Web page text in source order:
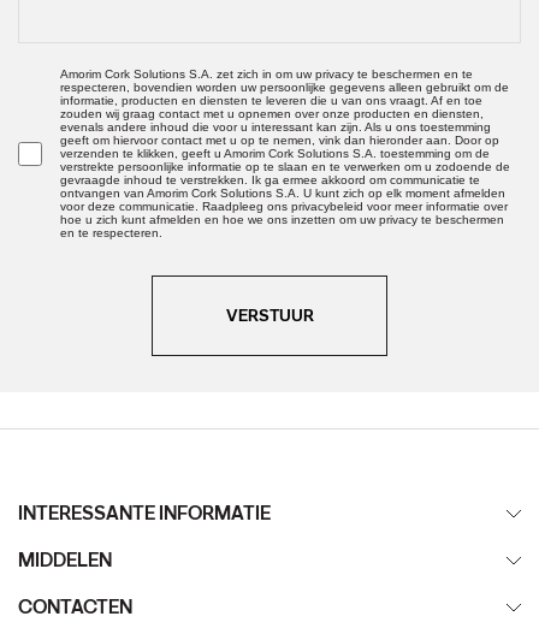
Amorim Cork Solutions S.A. zet zich in om uw privacy te beschermen en te
respecteren, bovendien worden uw persoonlijke gegevens alleen gebruikt om de
informatie, producten en diensten te leveren die u van ons vraagt. Af en toe
zouden wij graag contact met u opnemen over onze producten en diensten,
evenals andere inhoud die voor u interessant kan zijn. Als u ons toestemming
geeft om hiervoor contact met u op te nemen, vink dan hieronder aan. Door op
verzenden te klikken, geeft u Amorim Cork Solutions S.A. toestemming om de
verstrekte persoonlijke informatie op te slaan en te verwerken om u zodoende de
gevraagde inhoud te verstrekken. Ik ga ermee akkoord om communicatie te
ontvangen van Amorim Cork Solutions S.A. U kunt zich op elk moment afmelden
voor deze communicatie. Raadpleeg ons privacybeleid voor meer informatie over
hoe u zich kunt afmelden en hoe we ons inzetten om uw privacy te beschermen
en te respecteren.
VERSTUUR
INTERESSANTE INFORMATIE
MIDDELEN
CONTACTEN